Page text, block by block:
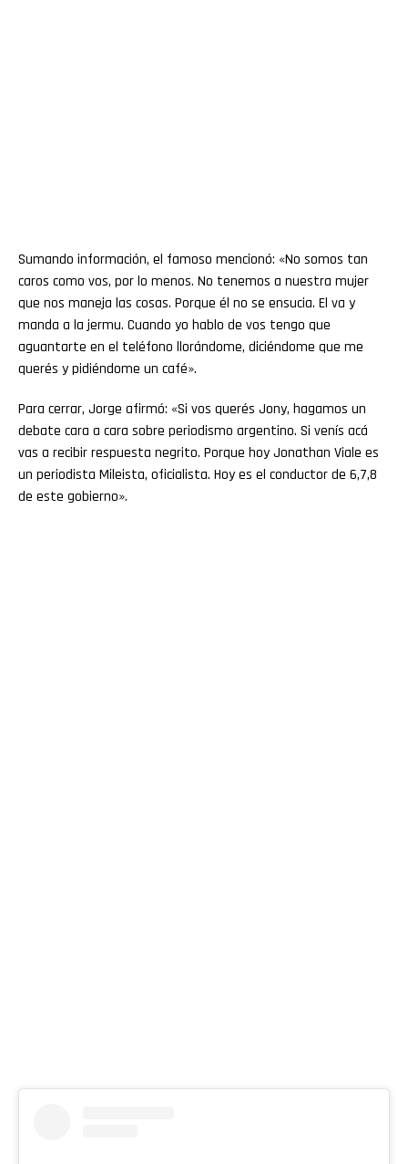
Sumando información, el famoso mencionó: «No somos tan
caros como vos, por lo menos. No tenemos a nuestra mujer
que nos maneja las cosas. Porque él no se ensucia. El va y
manda a la jermu. Cuando yo hablo de vos tengo que
aguantarte en el teléfono llorándome, diciéndome que me
querés y pidiéndome un café».
Para cerrar, Jorge afirmó: «Si vos querés Jony, hagamos un
debate cara a cara sobre periodismo argentino. Si venís acá
vas a recibir respuesta negrito. Porque hoy Jonathan Viale es
un periodista Mileista, oficialista. Hoy es el conductor de 6,7,8
de este gobierno».